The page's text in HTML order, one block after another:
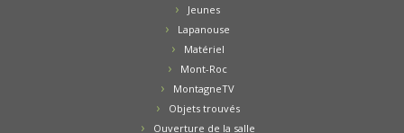
Jeunes
Lapanouse
Matériel
Mont-Roc
MontagneTV
Objets trouvés
Ouverture de la salle